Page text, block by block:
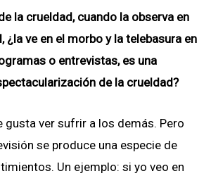
la crueldad, cuando la observa en
¿la ve en el morbo y la telebasura en
o entrevistas, es una
de la crueldad?
gusta ver sufrir a los demás. Pero
se produce una especie de
Un ejemplo: si yo veo en